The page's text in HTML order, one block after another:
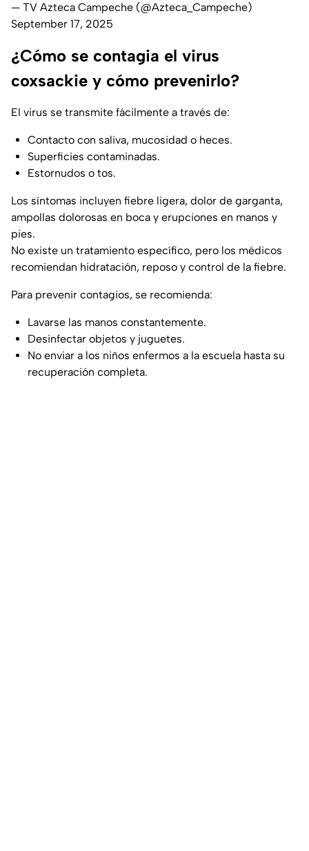
— TV Azteca Campeche (@Azteca_Campeche)
September 17, 2025
¿Cómo se contagia el virus
coxsackie y cómo prevenirlo?
El virus se transmite fácilmente a través de:
Contacto con saliva, mucosidad o heces.
Superficies contaminadas.
Estornudos o tos.
Los síntomas incluyen fiebre ligera, dolor de garganta,
ampollas dolorosas en boca y erupciones en manos y
pies.
No existe un tratamiento específico, pero los médicos
recomiendan hidratación, reposo y control de la fiebre.
Para prevenir contagios, se recomienda:
Lavarse las manos constantemente.
Desinfectar objetos y juguetes.
No enviar a los niños enfermos a la escuela hasta su
recuperación completa.